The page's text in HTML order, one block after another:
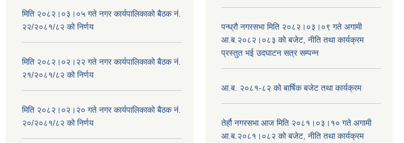
मिति २०८२।०३।०५ गते नगर कार्यपालिकाको बैठक नं.
२२/२०८१/८२ को निर्णय
मिति २०८२।०२।२२ गते नगर कार्यपालिकाको बैठक नं.
२१/२०८१/८२ को निर्णय
मिति २०८२।०२।२० गते नगर कार्यपालिकाको बैठक नं.
२०/२०८१/८२ को निर्णय
पन्ध्रौ नगरसभा मिति २०८२।०३।०९ गते अगामी
आ.ब.२०८२।०८३ को बजेट, नीति तथा कार्यक्रम
प्रस्तुत भई उदघाटन सत्र सम्पन्न
आ.ब. २०८१-८२ को बार्षिक बजेट तथा कार्यक्रम
तेर्हौ नगरसभा आज मिति २०८१।०३।१० गते अगामी
आ.ब.२०८१।०८२ को बजेट, नीति तथा कार्यक्रम